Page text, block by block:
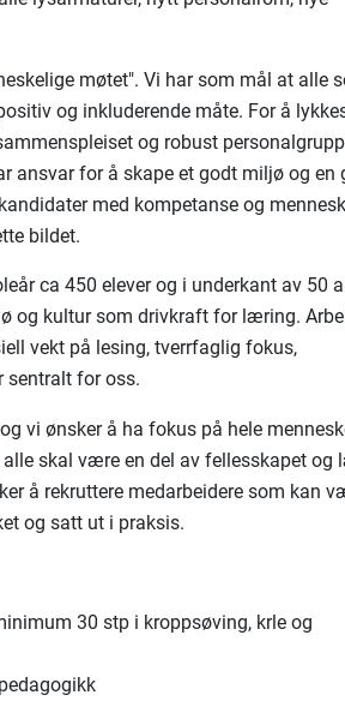
møtet". Vi har som mål at alle
og inkluderende måte. For å
og robust
ansvar for å skape et godt miljø og en
med kompetanse og
bildet.
ca 450 elever og i underkant av 50
og kultur som drivkraft for læring.
vekt på lesing, tverrfaglig fokus,
for oss.
vi ønsker å ha fokus på hele
skal være en del av fellesskapet og
å rekruttere medarbeidere som kan
og satt ut i praksis.
30 stp i kroppsøving, krle og